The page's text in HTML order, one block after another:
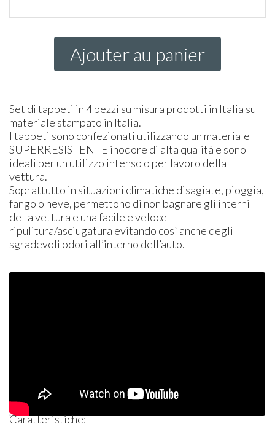
Ajouter au panier
Set di tappeti in 4 pezzi su misura prodotti in Italia su
materiale stampato in Italia.
I tappeti sono confezionati utilizzando un materiale
SUPERRESISTENTE inodore di alta qualità e sono
ideali per un utilizzo intenso o per lavoro della
vettura.
Soprattutto in situazioni climatiche disagiate, pioggia,
fango o neve, permettono di non bagnare gli interni
della vettura e una facile e veloce
ripulitura/asciugatura evitando così anche degli
sgradevoli odori all’interno dell’auto.
Caratteristiche: